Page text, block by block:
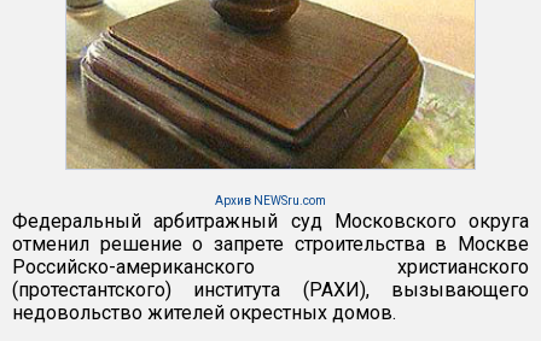
Архив NEWSru.com
Федеральный арбитражный суд Московского округа
отменил решение о запрете строительства в Москве
Российско-американского христианского
(протестантского) института (РАХИ), вызывающего
недовольство жителей окрестных домов.